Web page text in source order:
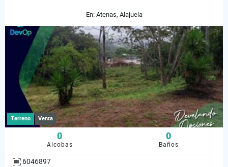
En: Atenas, Alajuela
Terreno Venta
0
Alcobas
0
Baños
6046897